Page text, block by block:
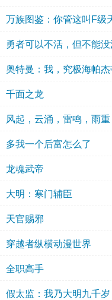
万族图鉴：你管这叫F级
勇者可以不活，但不能没
奥特曼：我，究极海帕杰
千面之龙
风起，云涌，雷鸣，雨重
多我一个后富怎么了
龙魂武帝
大明：寒门辅臣
天官赐邪
穿越者纵横动漫世界
全职高手
假太监：我乃大明九千岁